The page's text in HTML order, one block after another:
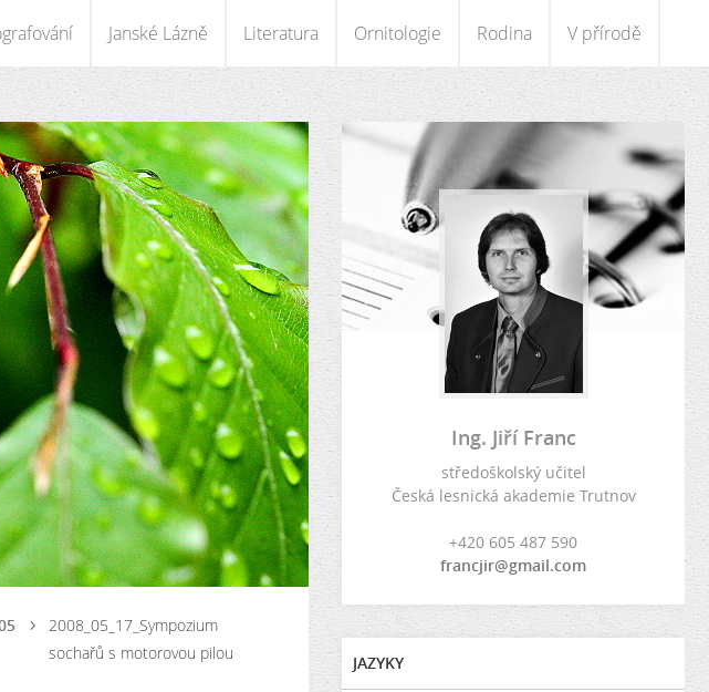
Janské Lázně Literatura Ornitologie Rodina V přírodě
2008_05_17_Sympozium
sochařů s motorovou pilou
Ing. Jiří Franc
středoškolský učitel
Česká lesnická akademie Trutnov
+420 605 487 590
francjir@gmail.com
JAZYKY